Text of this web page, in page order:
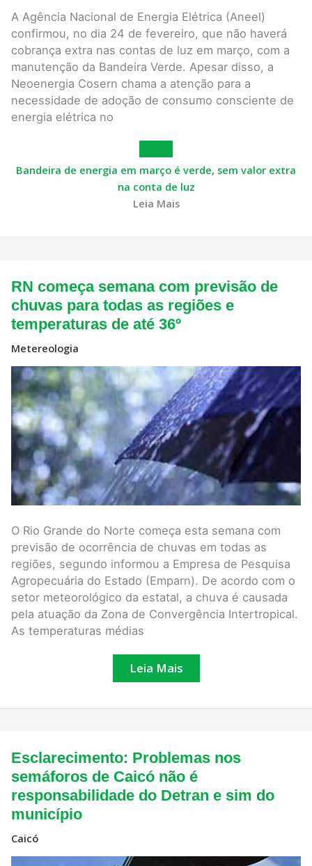
A Agência Nacional de Energia Elétrica (Aneel)
confirmou, no dia 24 de fevereiro, que não haverá
cobrança extra nas contas de luz em março, com a
manutenção da Bandeira Verde. Apesar disso, a
Neoenergia Cosern chama a atenção para a
necessidade de adoção de consumo consciente de
energia elétrica no
Bandeira de energia em março é verde, sem valor extra
na conta de luz
Leia Mais
RN começa semana com previsão de
chuvas para todas as regiões e
temperaturas de até 36º
Metereologia
O Rio Grande do Norte começa esta semana com
previsão de ocorrência de chuvas em todas as
regiões, segundo informou a Empresa de Pesquisa
Agropecuária do Estado (Emparn). De acordo com o
setor meteorológico da estatal, a chuva é causada
pela atuação da Zona de Convergência Intertropical.
As temperaturas médias
RN
começa
semana
com
previsão
todas
as
regiões
e
temperaturas
de
até
36º
Leia Mais
Esclarecimento: Problemas nos
semáforos de Caicó não é
responsabilidade do Detran e sim do
município
Caicó
Esclarecimento:
Problemas
nos
semáforos
de
do